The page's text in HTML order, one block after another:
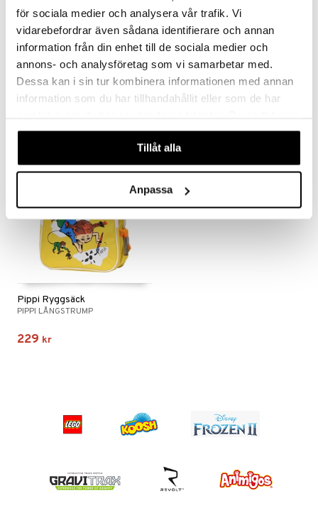
för sociala medier och analysera vår trafik. Vi
vidarebefordrar även sådana identifierare och annan
information från din enhet till de sociala medier och
annons- och analysföretag som vi samarbetar med.
Dessa kan i sin tur kombinera informationen med annan
information som du har tillhandahållit eller som de har
våra cookies vid fortsatt användande av vår webbplats.
Tillåt alla
Anpassa
Pippi Pappväska 20 cm Rosa
129 kr
Finns i flera varianter
Pippi Plånbok
75 kr
Pippi Ryggsäck
PIPPI LÅNGSTRUMP
229 kr
Pony
Patrol
& Findus
Mario